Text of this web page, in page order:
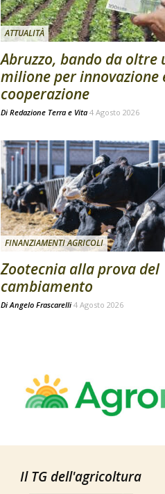
ATTUALITÀ
Abruzzo, bando da oltre
milione per innovazione
cooperazione
Di Redazione Terra e Vita 4 Agosto 2026
FINANZIAMENTI AGRICOLI
Zootecnia alla prova del
cambiamento
Di Angelo Frascarelli 4 Agosto 2026
Il TG dell'agricoltura